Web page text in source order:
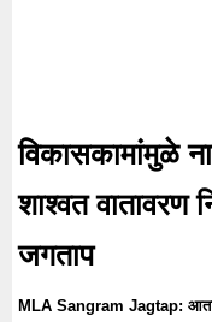
विकासकामांमुळे
शाश्वत वातावरण
जगताप
MLA Sangram Jagtap: आता